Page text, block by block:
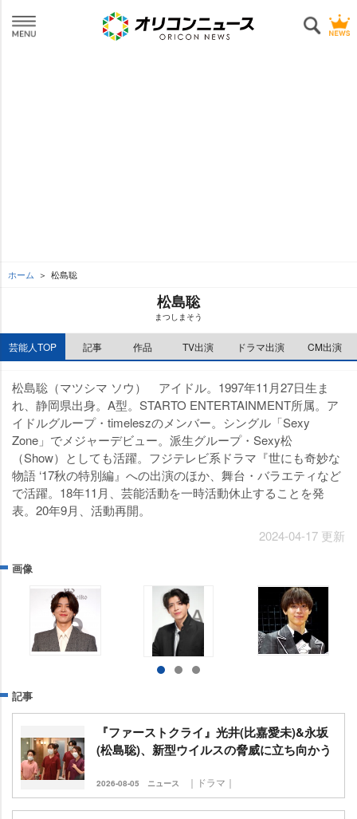
ホーム 松島聡
松島聡
まつしまそう
芸能人TOP 記事 作品 TV出演 ドラマ出演 CM出演
松島聡（マツシマ ソウ） アイドル。1997年11月27日生ま
れ、静岡県出身。A型。STARTO ENTERTAINMENT所属。ア
イドルグループ・timeleszのメンバー。シングル「Sexy
Zone」でメジャーデビュー。派生グループ・Sexy松
（Show）としても活躍。フジテレビ系ドラマ『世にも奇妙な
物語 ‘17秋の特別編』への出演のほか、舞台・バラエティなど
で活躍。18年11月、芸能活動を一時活動休止することを発
表。20年9月、活動再開。
2024-04-17 更新
画像
記事
『ファーストクライ』光井(比嘉愛未)&永坂
(松島聡)、新型ウイルスの脅威に立ち向かう
2026-08-05 ニュース ｜ドラマ｜